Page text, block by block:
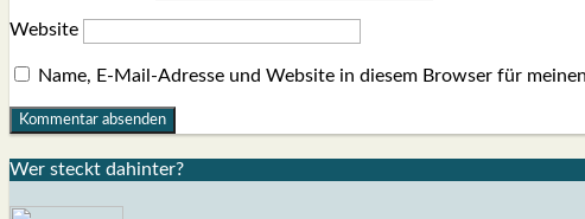
Website
Name, E-Mail-Adresse und Website in diesem Browser für
Wer steckt dahin­ter?